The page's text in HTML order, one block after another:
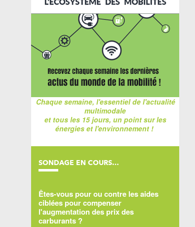
Chaque semaine, l'essentiel de l'actualité
multimodale
et tous les 15 jours, un point sur les
énergies et l'environnement !
SONDAGE EN COURS…
Êtes-vous pour ou contre les aides
ciblées pour compenser
l'augmentation des prix des
carburants ?